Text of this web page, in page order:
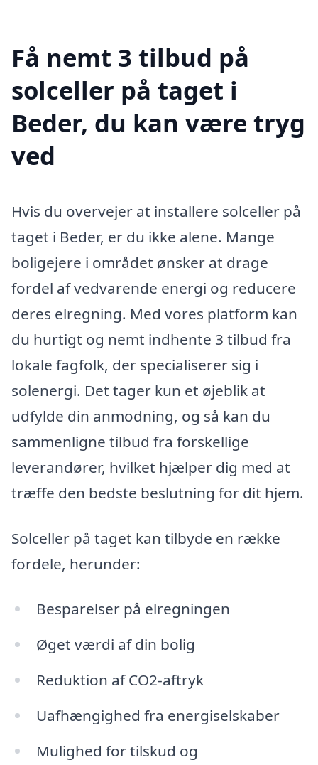
Få nemt 3 tilbud på
solceller på taget i
Beder, du kan være tryg
ved
Hvis du overvejer at installere solceller på
taget i Beder, er du ikke alene. Mange
boligejere i området ønsker at drage
fordel af vedvarende energi og reducere
deres elregning. Med vores platform kan
du hurtigt og nemt indhente 3 tilbud fra
lokale fagfolk, der specialiserer sig i
solenergi. Det tager kun et øjeblik at
udfylde din anmodning, og så kan du
sammenligne tilbud fra forskellige
leverandører, hvilket hjælper dig med at
træffe den bedste beslutning for dit hjem.
Solceller på taget kan tilbyde en række
fordele, herunder:
Besparelser på elregningen
Øget værdi af din bolig
Reduktion af CO2-aftryk
Uafhængighed fra energiselskaber
Mulighed for tilskud og